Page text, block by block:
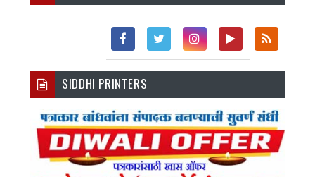
Fac
Ebo
Ok
Twi
Inst
Am
You
E
SIDDHI PRINTERS